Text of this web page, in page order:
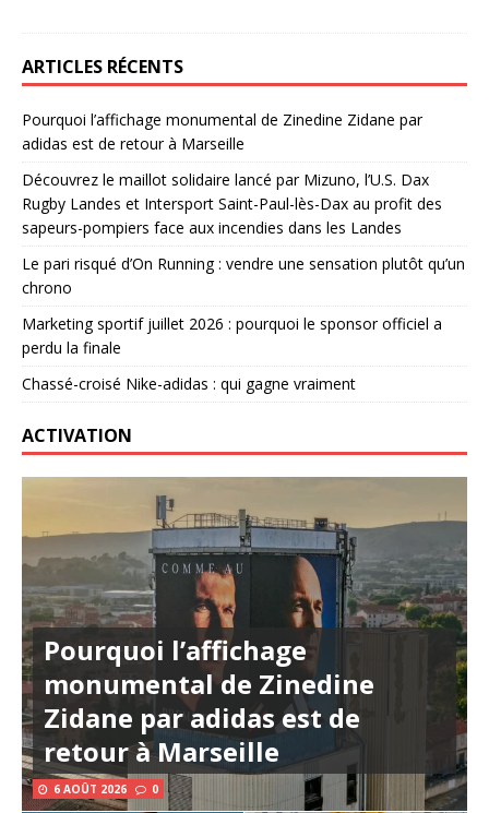
ARTICLES RÉCENTS
Pourquoi l’affichage monumental de Zinedine Zidane par
adidas est de retour à Marseille
Découvrez le maillot solidaire lancé par Mizuno, l’U.S. Dax
Rugby Landes et Intersport Saint-Paul-lès-Dax au profit des
sapeurs-pompiers face aux incendies dans les Landes
Le pari risqué d’On Running : vendre une sensation plutôt qu’un
chrono
Marketing sportif juillet 2026 : pourquoi le sponsor officiel a
perdu la finale
Chassé-croisé Nike-adidas : qui gagne vraiment
ACTIVATION
Pourquoi l’affichage
monumental de Zinedine
Zidane par adidas est de
retour à Marseille
6 AOÛT 2026 0